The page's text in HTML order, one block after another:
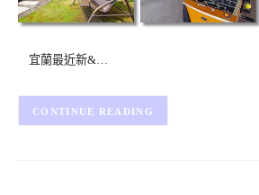
宜蘭最近新&…
CONTINUE READING